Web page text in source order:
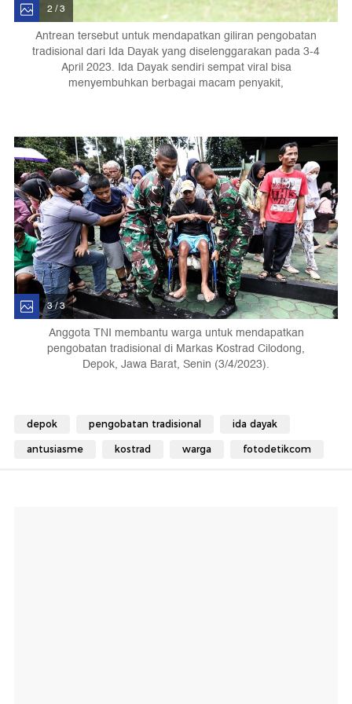
2 / 3
Antrean tersebut untuk mendapatkan giliran pengobatan
tradisional dari Ida Dayak yang diselenggarakan pada 3-4
April 2023. Ida Dayak sendiri sempat viral bisa
menyembuhkan berbagai macam penyakit,
3 / 3
Anggota TNI membantu warga untuk mendapatkan
pengobatan tradisional di Markas Kostrad Cilodong,
Depok, Jawa Barat, Senin (3/4/2023).
depok pengobatan tradisional ida dayak
antusiasme kostrad warga fotodetikcom